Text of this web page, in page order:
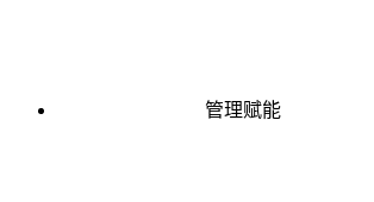
管理赋能